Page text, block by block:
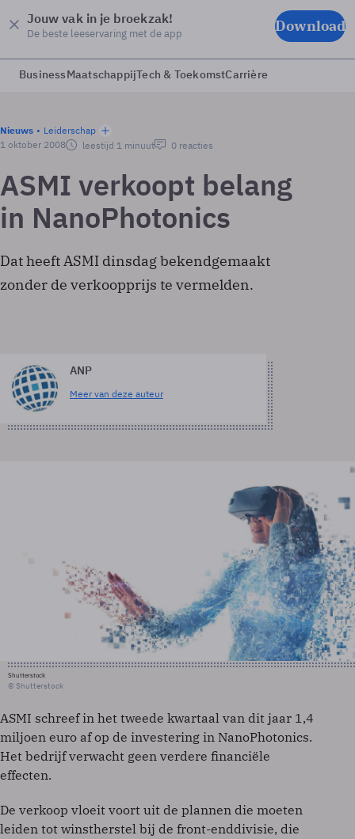
Jouw vak in je broekzak!
De beste leeservaring met de app Download
BusinessMaatschappijTech & ToekomstCarrière
Nieuws
Leiderschap
1 oktober 2008
leestijd 1 minuut 0 reacties
ASMI verkoopt belang
in NanoPhotonics
Dat heeft ASMI dinsdag bekendgemaakt
zonder de verkoopprijs te vermelden.
ANP
Meer van deze auteur
Shutterstock
© Shutterstock
ASMI schreef in het tweede kwartaal van dit jaar 1,4
miljoen euro af op de investering in NanoPhotonics.
Het bedrijf verwacht geen verdere financiële
effecten.
De verkoop vloeit voort uit de plannen die moeten
leiden tot winstherstel bij de front-enddivisie, die